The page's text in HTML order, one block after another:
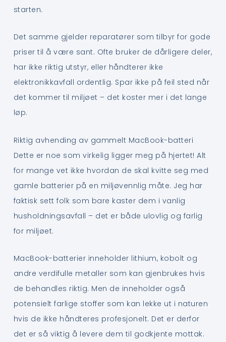
starten.
Det samme gjelder reparatører som tilbyr for gode
priser til å være sant. Ofte bruker de dårligere deler,
har ikke riktig utstyr, eller håndterer ikke
elektronikkavfall ordentlig. Spar ikke på feil sted når
det kommer til miljøet – det koster mer i det lange
løp.
Riktig avhending av gammelt MacBook-batteri
Dette er noe som virkelig ligger meg på hjertet! Alt
for mange vet ikke hvordan de skal kvitte seg med
gamle batterier på en miljøvennlig måte. Jeg har
faktisk sett folk som bare kaster dem i vanlig
husholdningsavfall – det er både ulovlig og farlig
for miljøet.
MacBook-batterier inneholder lithium, kobolt og
andre verdifulle metaller som kan gjenbrukes hvis
de behandles riktig. Men de inneholder også
potensielt farlige stoffer som kan lekke ut i naturen
hvis de ikke håndteres profesjonelt. Det er derfor
det er så viktig å levere dem til godkjente mottak.